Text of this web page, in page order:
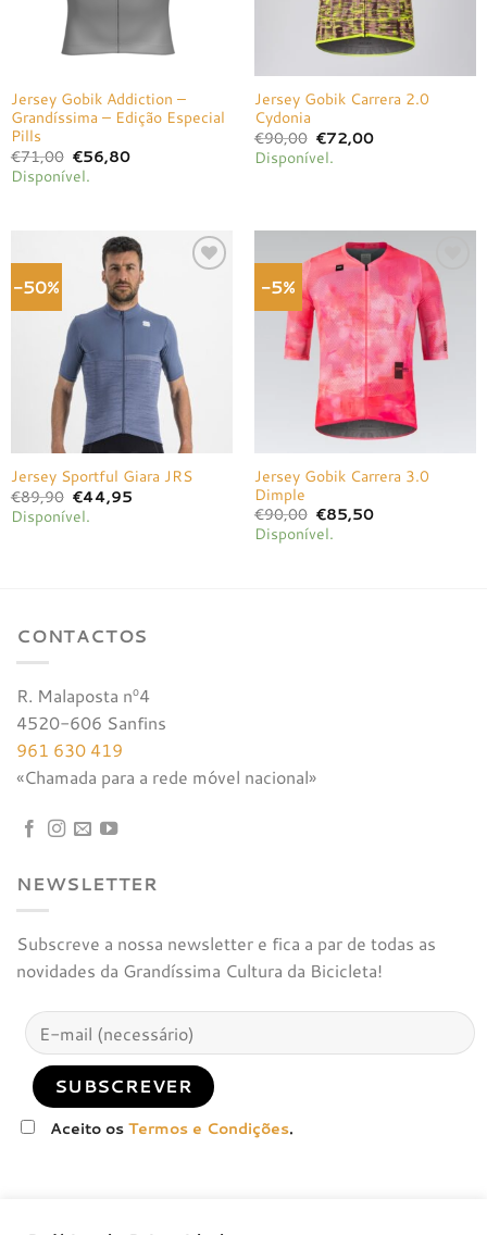
Jersey Gobik Addiction –
Grandíssima – Edição Especial
Pills
€71,00 O
preço
original
€56,80O
Disponível.
Jersey Gobik Carrera 2.0
Cydonia
€90,00 O
preço
original
€72,00O
Disponível.
-50%
Jersey Sportful Giara JRS
€89,90 O
preço
original
€44,95O
Disponível.
-5%
Adicionar
à lista de
desejos
Jersey Gobik Carrera 3.0
Dimple
€90,00 O
preço
original
€85,50O
Disponível.
CONTACTOS
R. Malaposta nº4
4520-606 Sanfins
961 630 419
«Chamada para a rede móvel nacional»
NEWSLETTER
Subscreve a nossa newsletter e fica a par de todas as
novidades da Grandíssima Cultura da Bicicleta!
Aceito osTermos e Condições.